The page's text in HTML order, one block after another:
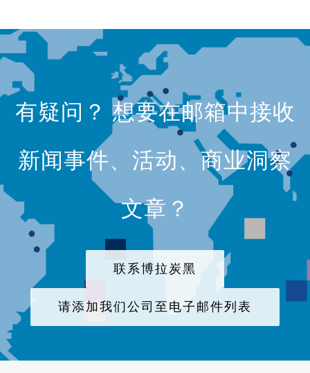
有疑问？ 想要在邮箱中接收
新闻事件、活动、商业洞察
文章？
联系博拉炭黑
请添加我们公司至电子邮件列表